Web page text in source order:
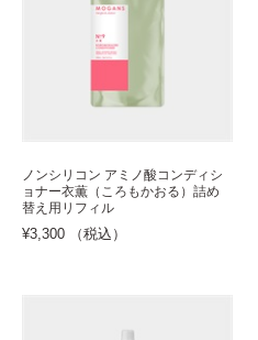
ノンシリコン アミノ酸コンディシ
ョナー衣薫（ころもかおる）詰め
替え用リフィル
¥3,300 （税込）